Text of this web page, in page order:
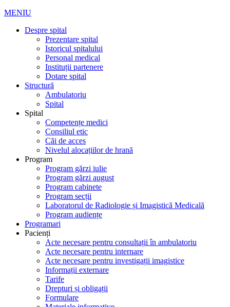
MENIU
Despre spital
Prezentare spital
Istoricul spitalului
Personal medical
Instituții partenere
Dotare spital
Structură
Ambulatoriu
Spital
Spital
Competențe medici
Consiliul etic
Căi de acces
Nivelul alocațiilor de hrană
Program
Program gărzi iulie
Program gărzi august
Program cabinete
Program secții
Laboratorul de Radiologie și Imagistică Medicală
Program audiențe
Programari
Pacienți
Acte necesare pentru consultații în ambulatoriu
Acte necesare pentru internare
Acte necesare pentru investigații imagistice
Informații externare
Tarife
Drepturi și obligații
Formulare